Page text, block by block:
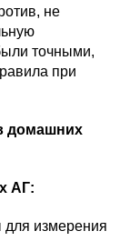
не
точными,
при
домашних
АГ:
измерения